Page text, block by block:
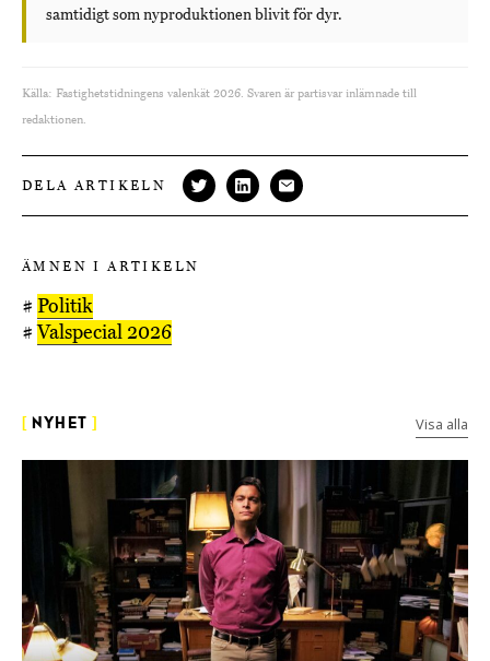
samtidigt som nyproduktionen blivit för dyr.
Källa: Fastighetstidningens valenkät 2026. Svaren är partisvar inlämnade till
redaktionen.
DELA ARTIKELN
ÄMNEN I ARTIKELN
# Politik
#Valspecial 2026
NYHET Visa alla